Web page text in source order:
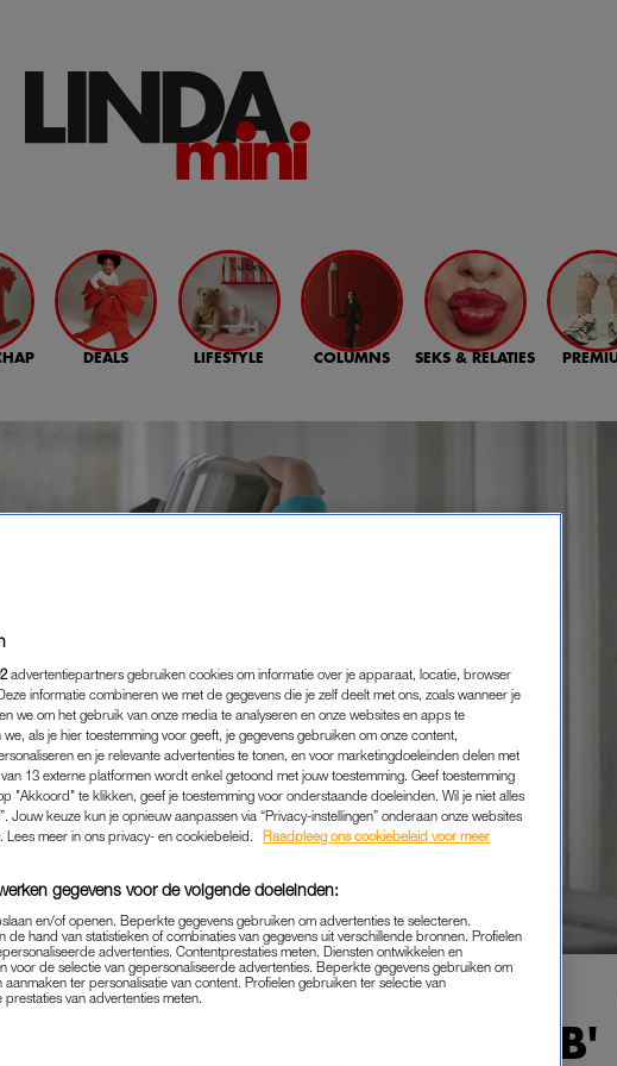
DEALS LIFESTYLE COLUMNS SEKS & RELATIES
KLEINE KEUKENBIEB'
ETEN|GOEIE TIP
advertentiepartners gebruiken cookies om informatie over je apparaat, locatie, browser
informatie combineren we met de gegevens die je zelf deelt met ons, zoals wanneer je
we om het gebruik van onze media te analyseren en onze websites en apps te
als je hier toestemming voor geeft, je gegevens gebruiken om onze content,
en je relevante advertenties te tonen, en voor marketingdoeleinden delen met
13 externe platformen wordt enkel getoond met jouw toestemming. Geef toestemming
"Akkoord" te klikken, geef je toestemming voor onderstaande doeleinden. Wil je niet alles
Jouw keuze kun je opnieuw aanpassen via “Privacy-instellingen” onderaan onze websites
Lees meer in ons privacy- en cookiebeleid.
Raadpleeg ons cookiebeleid voor meer
gegevens voor de volgende doeleinden:
en/of openen. Beperkte gegevens gebruiken om advertenties te selecteren.
de hand van statistieken of combinaties van gegevens uit verschillende bronnen. Profielen
advertenties. Contentprestaties meten. Diensten ontwikkelen en
voor de selectie van gepersonaliseerde advertenties. Beperkte gegevens gebruiken om
ter personalisatie van content. Profielen gebruiken ter selectie van
van advertenties meten.